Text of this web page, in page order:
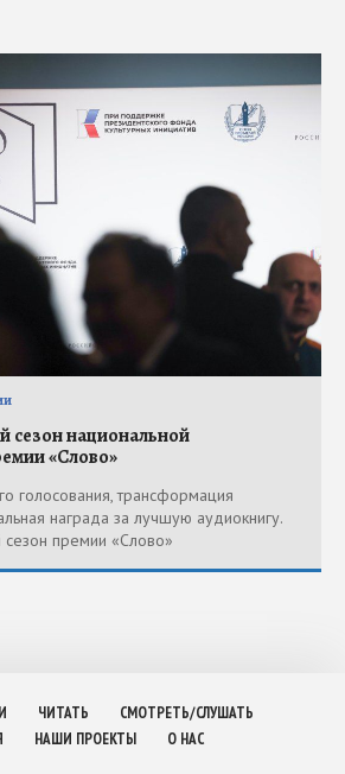
сезон национальной
«Слово»
голосования, трансформация
награда за лучшую аудиокнигу.
сезон премии «Слово»
ЧИТАТЬ
СМОТРЕТЬ/СЛУШАТЬ
НАШИ ПРОЕКТЫ О НАС